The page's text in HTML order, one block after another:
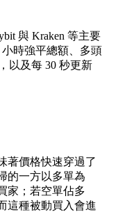
與 Kraken 等主要
時強平總額、多頭
以及每 30 秒更新
著價格快速穿過了
的一方以多單為
家；若空單佔多
種被動買入會進